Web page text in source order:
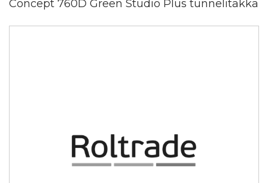
Concept 760D Green Studio Plus tunnelitakka